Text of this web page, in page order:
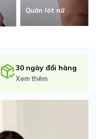
Quần lót nữ
30 ngày đổi hàng
Xem thêm